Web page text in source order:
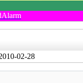
02-28